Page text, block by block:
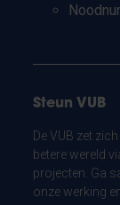
Steun VUB
De VUB zet
betere wereld
projecten. Ga
onze werking